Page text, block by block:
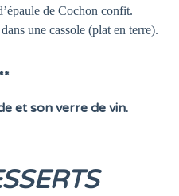
de Cochon confit.
une cassole (plat en terre).
et son verre de vin.